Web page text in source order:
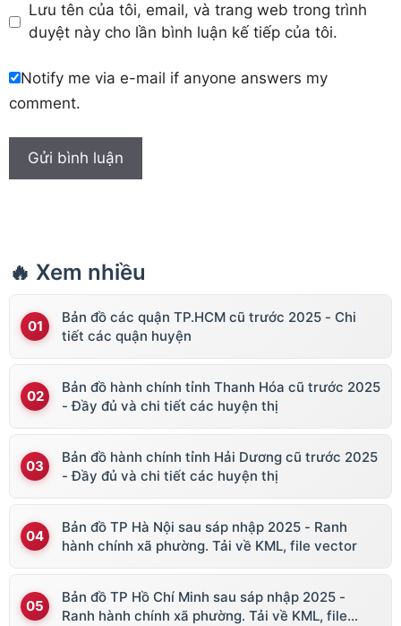
Lưu tên của tôi, email, và trang web trong trình
duyệt này cho lần bình luận kế tiếp của tôi.
Notify me via e-mail if anyone answers my
comment.
🔥 Xem nhiều
Bản đồ các quận TP.HCM cũ trước 2025 - Chi
tiết các quận huyện
Bản đồ hành chính tỉnh Thanh Hóa cũ trước 2025
- Đầy đủ và chi tiết các huyện thị
Bản đồ hành chính tỉnh Hải Dương cũ trước 2025
- Đầy đủ và chi tiết các huyện thị
Bản đồ TP Hà Nội sau sáp nhập 2025 - Ranh
hành chính xã phường. Tải về KML, file vector
Bản đồ TP Hồ Chí Minh sau sáp nhập 2025 -
Ranh hành chính xã phường. Tải về KML, file